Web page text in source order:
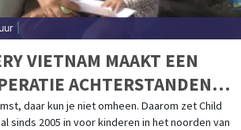
VIETNAM MAAKT EEN
ACHTERSTANDEN
daar kun je niet omheen. Daarom zet Child
sinds 2005 in voor kinderen in het noorden van